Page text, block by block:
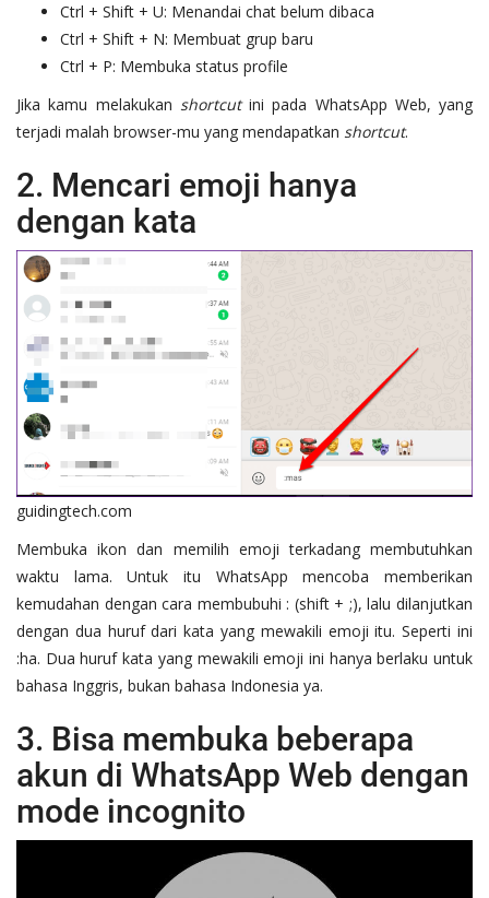
Ctrl + Shift + U: Menandai chat belum dibaca
Ctrl + Shift + N: Membuat grup baru
Ctrl + P: Membuka status profile
Jika kamu melakukan shortcutini pada WhatsApp Web, yang
terjadi malah browser-mu yang mendapatkan shortcut.
2. Mencari emoji hanya
dengan kata
guidingtech.com
Membuka ikon dan memilih emoji terkadang membutuhkan
waktu lama. Untuk itu WhatsApp mencoba memberikan
kemudahan dengan cara membubuhi : (shift + ;), lalu dilanjutkan
dengan dua huruf dari kata yang mewakili emoji itu. Seperti ini
:ha. Dua huruf kata yang mewakili emoji ini hanya berlaku untuk
bahasa Inggris, bukan bahasa Indonesia ya.
3. Bisa membuka beberapa
akun di WhatsApp Web dengan
mode incognito